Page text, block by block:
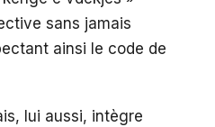
sans jamais
ainsi le code de
lui aussi, intègre